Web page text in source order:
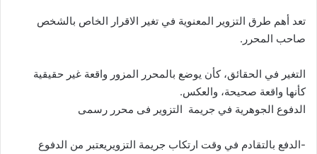
تعد أهم طرق التزوير المعنوية في تغير الاقرار الخاص بالشخص
صاحب المحرر.
التغير في الحقائق، كأن يوضع بالمحرر المزور واقعة غير حقيقية
كأنها واقعة صحيحة، والعكس.
الدفوع الجوهرية في جريمة التزوير فى محرر رسمى
-الدفع بالتقادم في وقت ارتكاب جريمة التزويريعتبر من الدفوع